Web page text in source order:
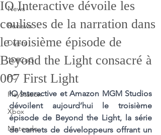
News
Reviews
Divers
1D#CoG
PC
PlayStation
Xbox
Nintendo
IO Interactive dévoile les
coulisses de la narration dans
le troisième épisode de
Beyond the Light consacré à
007 First Light
IO Interactive et Amazon MGM Studios
dévoilent aujourd’hui le troisième
épisode de Beyond the Light, la série
de carnets de développeurs offrant un